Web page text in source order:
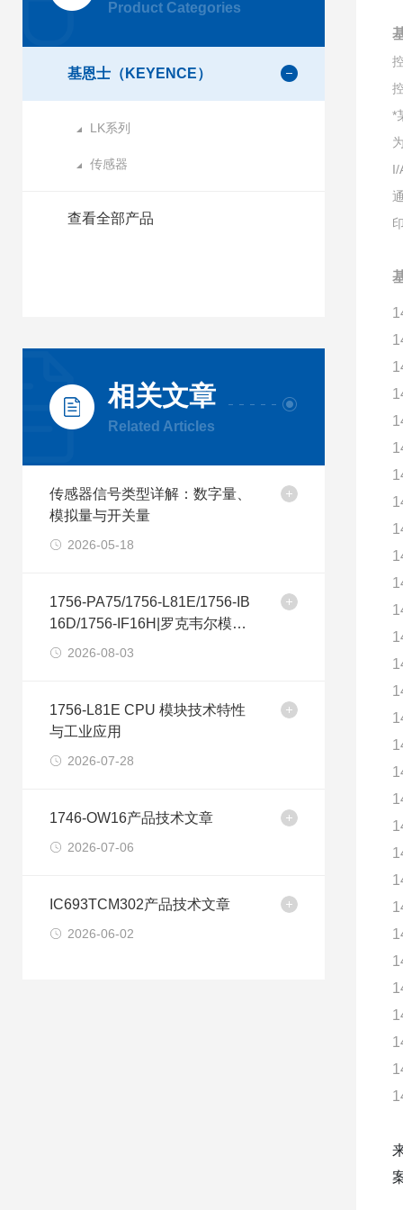
Product Categories
基恩士（KEYENCE）
LK系列
传感器
查看全部产品
相关文章
Related Articles
传感器信号类型详解：数字量、
模拟量与开关量
2026-05-18
1756-PA75/1756-L81E/1756-IB
16D/1756-IF16H|罗克韦尔模块
选购建议
2026-08-03
1756-L81E CPU 模块技术特性
与工业应用
2026-07-28
1746-OW16产品技术文章
2026-07-06
IC693TCM302产品技术文章
2026-06-02
*
I/